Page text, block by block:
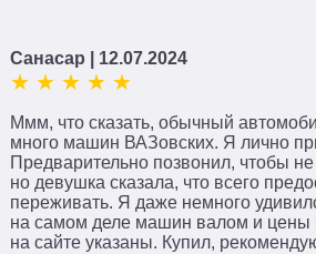
Санасар | 12.07.2024
Ммм, что сказать, обычный
много машин ВАЗовских. Я лично
Предварительно позвонил, чтобы не
но девушка сказала, что всего
переживать. Я даже немного
на самом деле машин валом и цены
на сайте указаны. Купил,